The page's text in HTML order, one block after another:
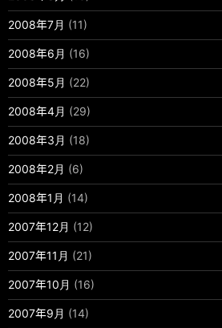
2008年7月 (11)
2008年6月 (16)
2008年5月 (22)
2008年4月 (29)
2008年3月 (18)
2008年2月 (6)
2008年1月 (14)
2007年12月 (12)
2007年11月 (21)
2007年10月 (16)
2007年9月 (14)